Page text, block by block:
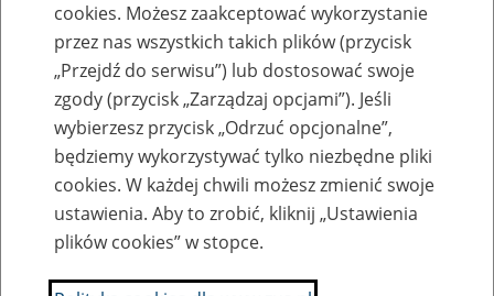
Baza zlikwidowanych lub
przekształconych zakładów pracy
Nazwa zakładu pracy:
SZUKAJ
cookies. Możesz zaakceptować wykorzystanie
przez nas wszystkich takich plików (przycisk
„Przejdź do serwisu”) lub dostosować swoje
zgody (przycisk „Zarządzaj opcjami”). Jeśli
wybierzesz przycisk „Odrzuć opcjonalne”,
będziemy wykorzystywać tylko niezbędne pliki
cookies. W każdej chwili możesz zmienić swoje
ustawienia. Aby to zrobić, kliknij „Ustawienia
plików cookies” w stopce.